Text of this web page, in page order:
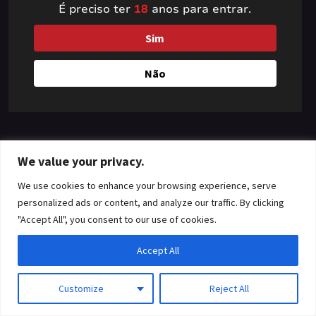
We value your privacy.
We use cookies to enhance your browsing experience, serve
personalized ads or content, and analyze our traffic. By clicking
"Accept All", you consent to our use of cookies.
Customize Reject All
Accept All
something amazing
— check back soon!
É preciso ter 18 anos para entrar.
Sim
Não